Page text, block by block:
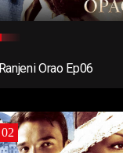
Ranjeni Orao Ep06
02